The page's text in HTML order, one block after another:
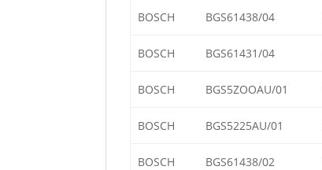
BOSCH BGS61438/04
BOSCH BGS61431/04
BOSCH BGS5ZOOAU/01
BOSCH BGS5225AU/01
BOSCH BGS61438/02